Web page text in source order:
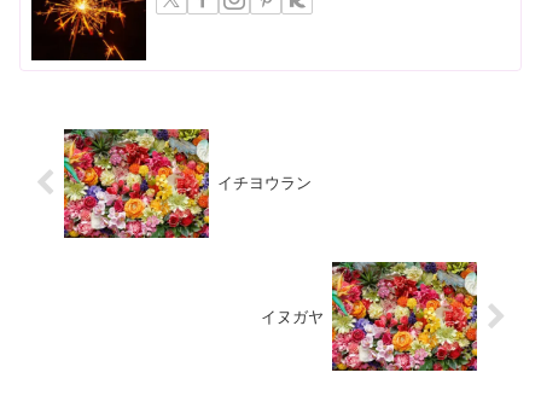
イチヨウラン
イヌガヤ